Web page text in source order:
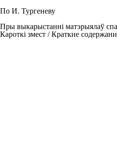
По И. Тургеневу
Пры выкарыстанні матэрыялаў
Кароткі змест / Краткие